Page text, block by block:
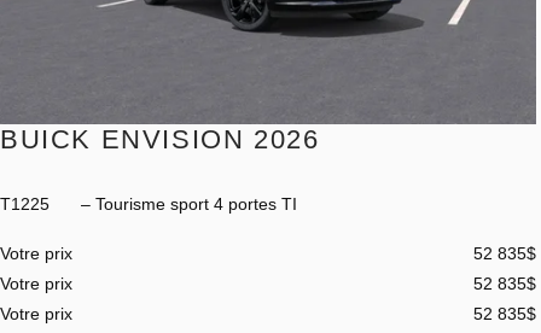
BUICK ENVISION 2026
T1225 – Tourisme sport 4 portes TI
Votre prix 52 835$
Votre prix
52 835$
Votre prix
52 835$